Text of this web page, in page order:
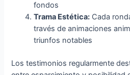
fondos
Trama Estética: Cada
través de animaciones
triunfos notables
Los testimonios regularmente